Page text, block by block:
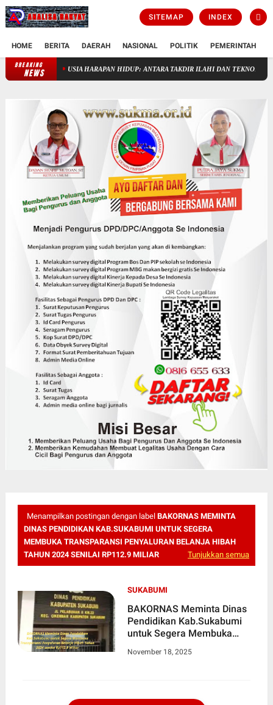
SITEMAP INDEX
HOME BERITA DAERAH NASIONAL POLITIK PEMERINTAH
BREAKING
NEWS TUHAN TAK PERLU DICARI, TAK PERLU DIDEKATI USIA
Menampilkan postingan dengan label BAKORNAS MEMINTA
DINAS PENDIDIKAN KAB.SUKABUMI UNTUK SEGERA
MEMBUKA TRANSPARANSI PENYALURAN BELANJA HIBAH
TAHUN 2024 SENILAI RP112.9 MILIAR
Tunjukkan semua
SUKABUMI
BAKORNAS Meminta Dinas
Pendidikan Kab.Sukabumi
untuk Segera Membuka
Belanja Hibah Tahun 2024
November 18, 2025